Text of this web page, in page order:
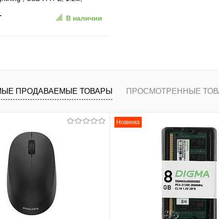
U922-P5W)
В наличии
К сравнению
ПРОДАВАЕМЫЕ ТОВАРЫ ПРОСМОТРЕННЫЕ
Новинка